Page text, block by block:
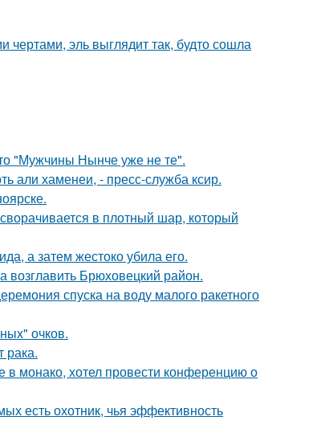
эль выглядит так, будто сошла
"Мужчины Нынче уже не те".
али хаменеи, - пресс-служба ксир.
в плотный шар, который
а затем жестоко убила его.
Брюховецкий район.
спуска на воду малого ракетного
очков.
рака.
монако, хотел провести конференцию о
есть охотник, чья эффективность